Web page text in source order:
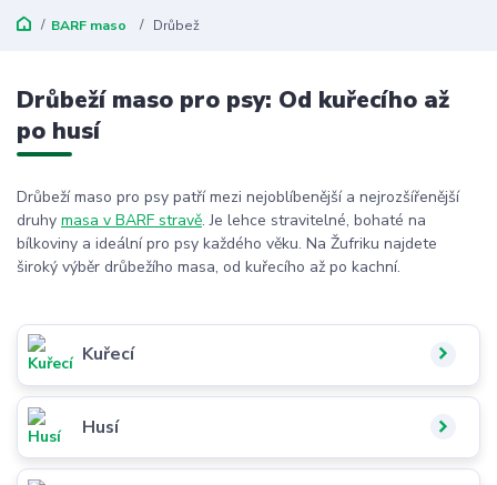
BARF maso Drůbež
Drůbeží maso pro psy: Od kuřecího až
po husí
Drůbeží maso pro psy patří mezi nejoblíbenější a nejrozšířenější
druhy masa v BARF stravě. Je lehce stravitelné, bohaté na
bílkoviny a ideální pro psy každého věku. Na Žufriku najdete
široký výběr drůbežího masa, od kuřecího až po kachní.
Kuřecí
Husí